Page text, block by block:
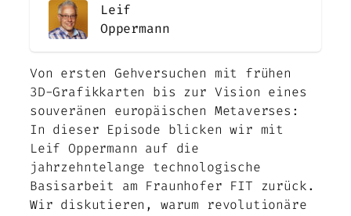
Leif
Oppermann
Von ersten Gehversuchen mit frühen
3D-Grafikkarten bis zur Vision eines
souveränen europäischen Metaverses:
In dieser Episode blicken wir mit
Leif Oppermann auf die
jahrzehntelange technologische
Basisarbeit am Fraunhofer FIT zurück.
Wir diskutieren, warum revolutionäre